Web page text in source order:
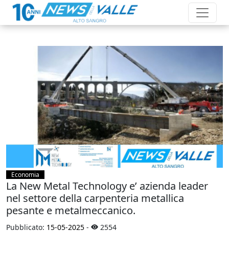
Economia
La New Metal Technology e’ azienda leader
nel settore della carpenteria metallica
pesante e metalmeccanico.
Pubblicato: 15-05-2025 - 2554